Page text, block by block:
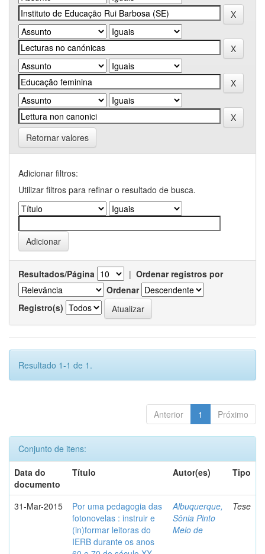
Retornar valores
Adicionar filtros:
Utilizar filtros para refinar o resultado de busca.
Resultados/Página | Ordenar registros por
Ordenar
Registro(s)
Resultado 1-1 de 1.
Anterior 1 Próximo
Conjunto de itens:
Data do
documento
Título Autor(es) Tipo
31-Mar-2015
Por uma pedagogia das
fotonovelas : instruir e
(in)formar leitoras do
IERB durante os anos
Albuquerque,
Sônia Pinto
Melo de
Tese